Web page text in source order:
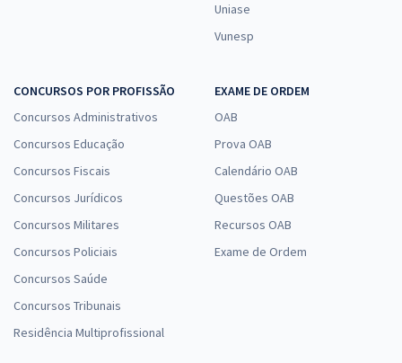
Uniase
Vunesp
CONCURSOS POR PROFISSÃO
Concursos Administrativos
Concursos Educação
Concursos Fiscais
Concursos Jurídicos
Concursos Militares
Concursos Policiais
Concursos Saúde
Concursos Tribunais
Residência Multiprofissional
EXAME DE ORDEM
OAB
Prova OAB
Calendário OAB
Questões OAB
Recursos OAB
Exame de Ordem